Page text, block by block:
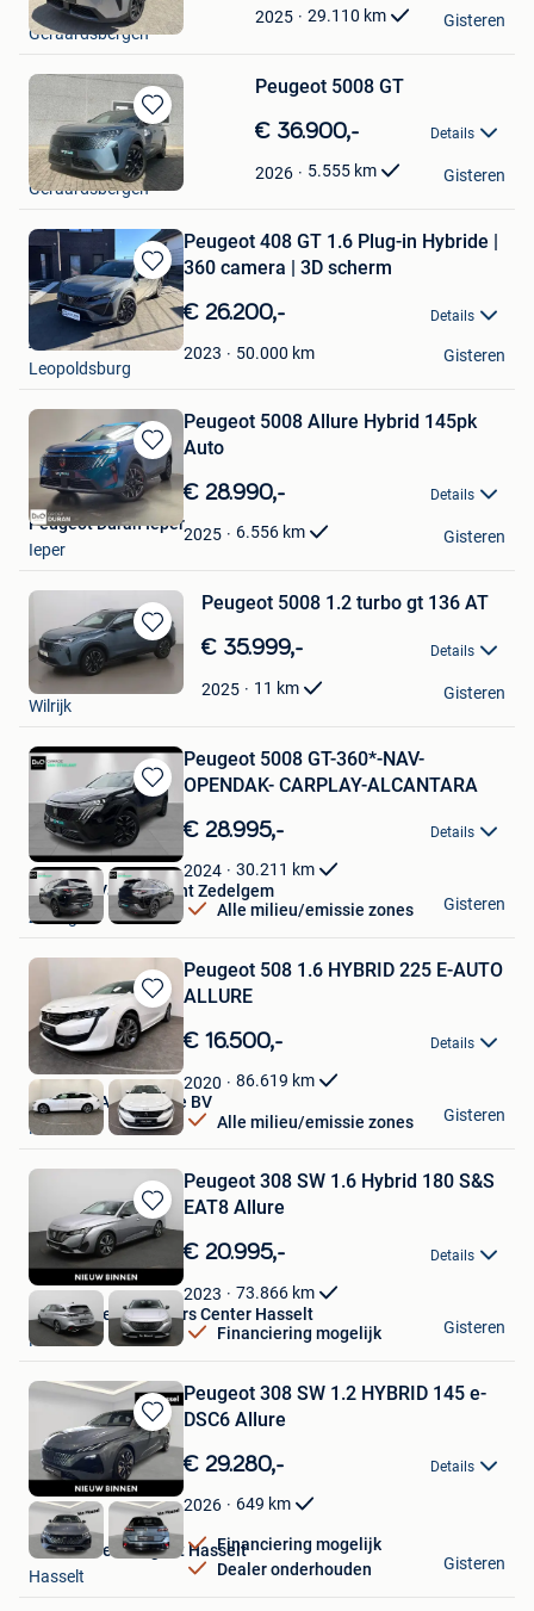
Mijn
Favorieten
2025 29.110 km
Peugeot Depril
Geraardsbergen
Gisteren
Bewaren
in
Mijn
Favorieten
Peugeot 5008 GT
€ 36.900,- Details
2026 5.555 km
Peugeot Depril
Geraardsbergen
Gisteren
Bewaren
in
Mijn
Favorieten
Peugeot 408 GT 1.6 Plug-in Hybride |
360 camera | 3D scherm
€ 26.200,- Details
2023 50.000 km
Auto's Tekin
Leopoldsburg
Gisteren
Bewaren
in
Mijn
Favorieten
Peugeot 5008 Allure Hybrid 145pk
Auto
€ 28.990,- Details
2025 6.556 km
Peugeot Duran Ieper
Ieper
Gisteren
Bewaren
in
Peugeot 5008 1.2 turbo gt 136 AT
€ 35.999,- Details
2025 11 km
Cardoen
Wilrijk
Gisteren
Bewaren
in
Mijn
Favorieten
Peugeot 5008 GT-360*-NAV-
OPENDAK- CARPLAY-ALCANTARA
€ 28.995,- Details
2024 30.211 km
Alle milieu/emissie zones
Peugeot Van Steelant Zedelgem
Zedelgem
Gisteren
Bewaren
in
Mijn
Favorieten
Peugeot 508 1.6 HYBRID 225 E-AUTO
ALLURE
€ 16.500,- Details
2020 86.619 km
Alle milieu/emissie zones
Cornette Automotive BV
Roeselare
Gisteren
Bewaren
in
Mijn
Favorieten
Peugeot 308 SW 1.6 Hybrid 180 S&S
EAT8 Allure
€ 20.995,- Details
2023 73.866 km
Financiering mogelijk
Van Mossel Used Cars Center Hasselt
Hasselt
Gisteren
Bewaren
in
Mijn
Favorieten
Peugeot 308 SW 1.2 HYBRID 145 e-
DSC6 Allure
€ 29.280,- Details
2026 649 km
Financiering mogelijk
Dealer onderhouden
Van Mossel Peugeot Hasselt
Hasselt
Gisteren